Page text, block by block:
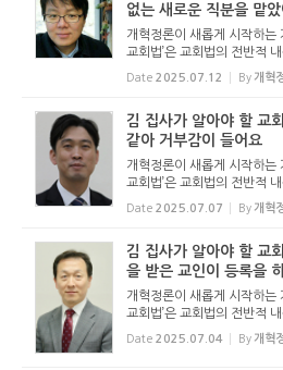
없는 새로운 직분을 맡았
개혁정론이 새롭게 시작하는
교회법’은 교회법의 전반적
다. 기독교보와 함께 진행하
기독교보의 허락을 받았습니
Date 2025.07.12 By 개혁
김 집사가 알아야 할 교
같아 거부감이 들어요
개혁정론이 새롭게 시작하는
교회법’은 교회법의 전반적
다. 기독교보와 함께 진행하
기독교보의 허락을 받았습니
Date 2025.07.07 By 개혁
김 집사가 알아야 할 교
을 받은 교인이 등록을
개혁정론이 새롭게 시작하는
교회법’은 교회법의 전반적
다. 기독교보와 함께 진행하
기독교보의 허락을 받았습니
Date 2025.07.04 By 개혁